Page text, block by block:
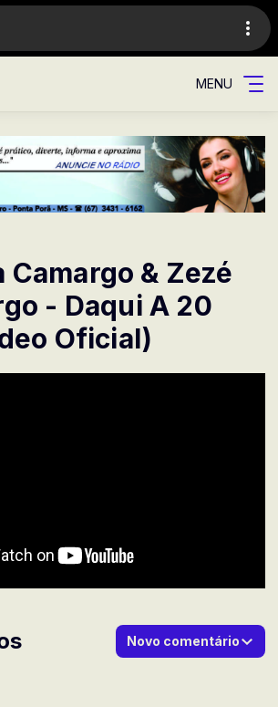
MENU
Camargo & Zezé
- Daqui A 20
Oficial)
Novo comentário